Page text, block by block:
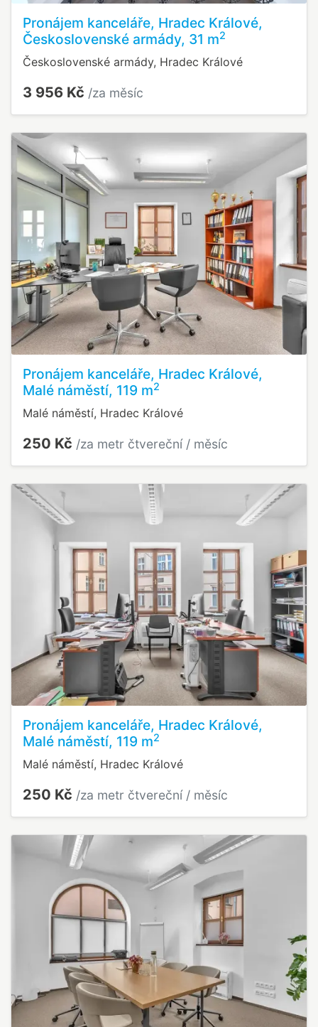
Pronájem kanceláře, Hradec Králové,
Československé armády, 31 m2
Československé armády, Hradec Králové
3 956 Kč /za měsíc
Pronájem kanceláře, Hradec Králové,
Malé náměstí, 119 m2
Malé náměstí, Hradec Králové
250 Kč /za metr čtvereční / měsíc
Pronájem kanceláře, Hradec Králové,
Malé náměstí, 119 m2
Malé náměstí, Hradec Králové
250 Kč /za metr čtvereční / měsíc